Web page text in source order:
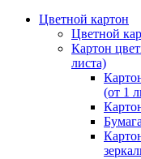
Цветной картон
Цветной
Картон
листа)
(от 1